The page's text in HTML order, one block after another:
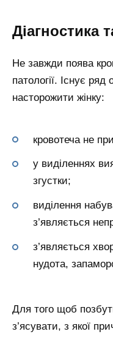
Діагностика
Не завжди поява
патології. Існує
насторожити жінку:
кровотеча не
у виділеннях
згустки;
виділення
з’являється
з’являється
нудота,
Для того щоб
з’ясувати, з якої